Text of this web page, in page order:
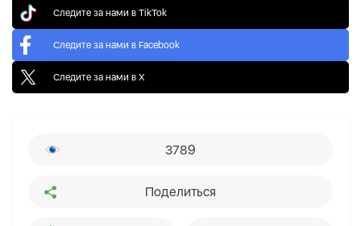
Следите за нами в TikTok
Следите за нами в Facebook
Следите за нами в X
3789
Поделиться